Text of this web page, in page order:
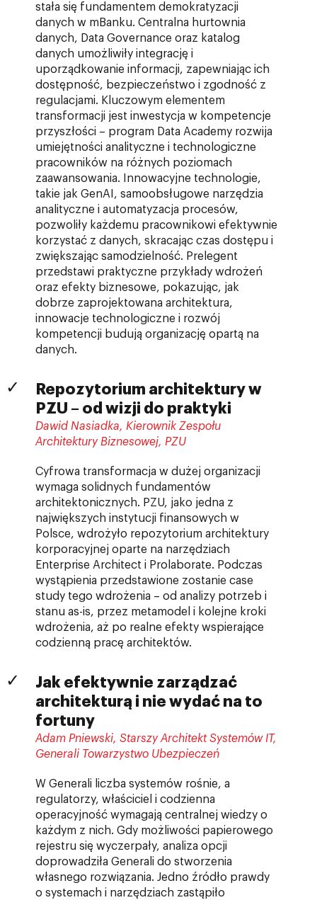
stała się fundamentem demokratyzacji
danych w mBanku. Centralna hurtownia
danych, Data Governance oraz katalog
danych umożliwiły integrację i
uporządkowanie informacji, zapewniając ich
dostępność, bezpieczeństwo i zgodność z
regulacjami. Kluczowym elementem
transformacji jest inwestycja w kompetencje
przyszłości – program Data Academy rozwija
umiejętności analityczne i technologiczne
pracowników na różnych poziomach
zaawansowania. Innowacyjne technologie,
takie jak GenAI, samoobsługowe narzędzia
analityczne i automatyzacja procesów,
pozwoliły każdemu pracownikowi efektywnie
korzystać z danych, skracając czas dostępu i
zwiększając samodzielność. Prelegent
przedstawi praktyczne przykłady wdrożeń
oraz efekty biznesowe, pokazując, jak
dobrze zaprojektowana architektura,
innowacje technologiczne i rozwój
kompetencji budują organizację opartą na
danych.
Repozytorium architektury w
PZU – od wizji do praktyki
Dawid Nasiadka, Kierownik Zespołu
Architektury Biznesowej, PZU
Cyfrowa transformacja w dużej organizacji
wymaga solidnych fundamentów
architektonicznych. PZU, jako jedna z
największych instytucji finansowych w
Polsce, wdrożyło repozytorium architektury
korporacyjnej oparte na narzędziach
Enterprise Architect i Prolaborate. Podczas
wystąpienia przedstawione zostanie case
study tego wdrożenia – od analizy potrzeb i
stanu as-is, przez metamodel i kolejne kroki
wdrożenia, aż po realne efekty wspierające
codzienną pracę architektów.
Jak efektywnie zarządzać
architekturą i nie wydać na to
fortuny
Adam Pniewski, Starszy Architekt Systemów IT,
Generali Towarzystwo Ubezpieczeń
W Generali liczba systemów rośnie, a
regulatorzy, właściciel i codzienna
operacyjność wymagają centralnej wiedzy o
każdym z nich. Gdy możliwości papierowego
rejestru się wyczerpały, analiza opcji
doprowadziła Generali do stworzenia
własnego rozwiązania. Jedno źródło prawdy
o systemach i narzędziach zastąpiło